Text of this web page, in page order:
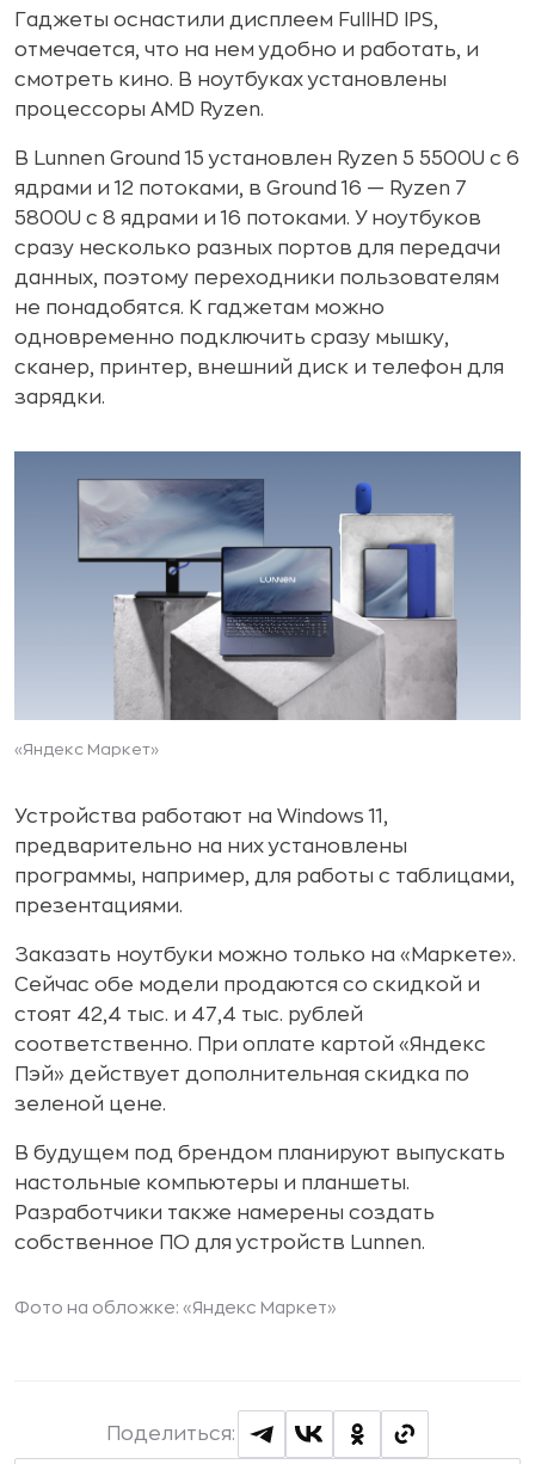
Гаджеты оснастили дисплеем FullHD IPS,
отмечается, что на нем удобно и работать, и
смотреть кино. В ноутбуках установлены
процессоры AMD Ryzen.
В Lunnen Ground 15 установлен Ryzen 5 5500U с 6
ядрами и 12 потоками, в Ground 16 — Ryzen 7
5800U с 8 ядрами и 16 потоками. У ноутбуков
сразу несколько разных портов для передачи
данных, поэтому переходники пользователям
не понадобятся. К гаджетам можно
одновременно подключить сразу мышку,
сканер, принтер, внешний диск и телефон для
зарядки.
«Яндекс Маркет»
Устройства работают на Windows 11,
предварительно на них установлены
программы, например, для работы с таблицами,
презентациями.
Заказать ноутбуки можно только на «Маркете».
Сейчас обе модели продаются со скидкой и
стоят 42,4 тыс. и 47,4 тыс. рублей
соответственно. При оплате картой «Яндекс
Пэй» действует дополнительная скидка по
зеленой цене.
В будущем под брендом планируют выпускать
настольные компьютеры и планшеты.
Разработчики также намерены создать
собственное ПО для устройств Lunnen.
Фото на обложке: «Яндекс Маркет»
Поделиться: